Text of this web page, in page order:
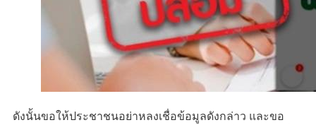
ดังนั้นขอให้ประชาชนอย่าหลงเชื่อข้อมูลดังกล่าว และขอ